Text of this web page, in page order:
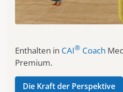
Enthalten in CAI® Coach
Premium.
Die Kraft der Perspektive